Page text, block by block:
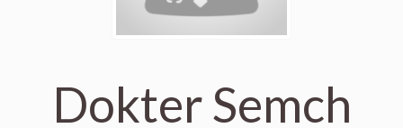
Dokter Semch